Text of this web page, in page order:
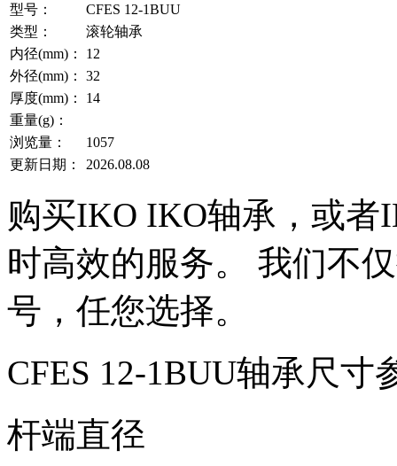
型号：
CFES 12-1BUU
类型：
滚轮轴承
内径(mm)：
12
外径(mm)：
32
厚度(mm)：
14
重量(g)：
浏览量：
1057
更新日期：
2026.08.08
购买IKO IKO轴承，或者
时高效的服务。 我们不
号，任您选择。
CFES 12-1BUU轴承尺寸
杆端直径